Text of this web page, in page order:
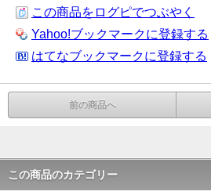
この商品をログピでつぶやく
Yahoo!ブックマークに登録する
はてなブックマークに登録する
前の商品へ
この商品のカテゴリー